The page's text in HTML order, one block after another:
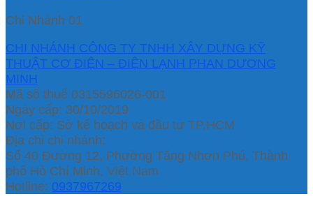
Chi Nhánh 01
CHI NHÁNH CÔNG TY TNHH XÂY DỰNG KỸ
THUẬT CƠ ĐIỆN – ĐIỆN LẠNH PHAN DƯƠNG
MINH
Mã số thuế 0315596026-001
Ngày cấp: 30/10/2019
Nơi cấp: Sở kế hoạch và đầu tư TP.HCM
Địa chỉ chi nhánh:
Số 40 Đường 12, Phường Tăng Nhơn Phú, Thành
phố Hồ Chí Minh, Việt Nam
Hotline: 0937967269